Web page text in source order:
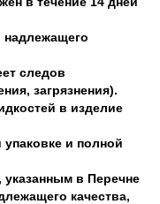
следов
загрязнения).
в изделие
и полной
указанным в Перечне
качества,